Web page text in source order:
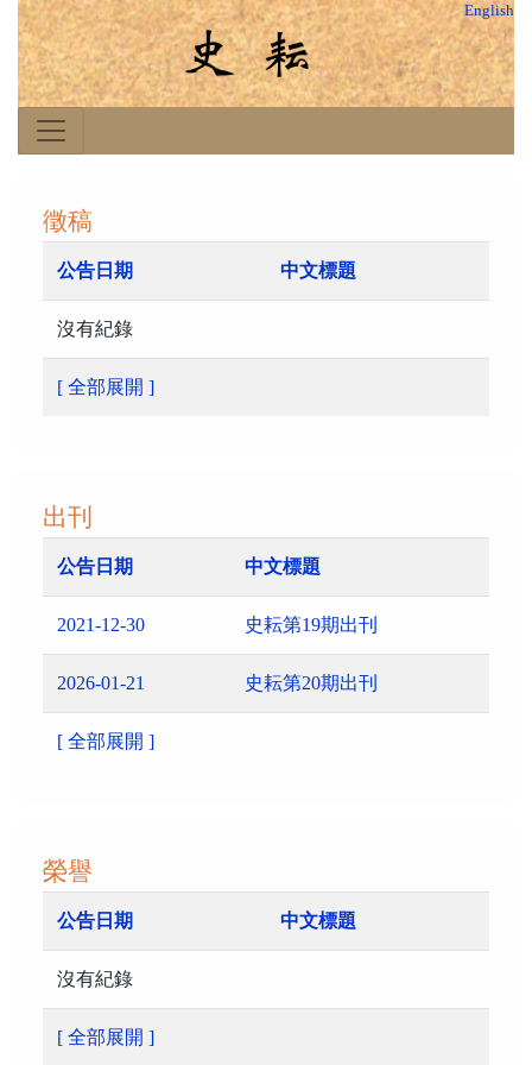
English
徵稿
公告日期 中文標題
沒有紀錄
[ 全部展開 ]
出刊
公告日期 中文標題
2021-12-30 史耘第19期出刊
2026-01-21 史耘第20期出刊
[ 全部展開 ]
榮譽
公告日期 中文標題
沒有紀錄
[ 全部展開 ]